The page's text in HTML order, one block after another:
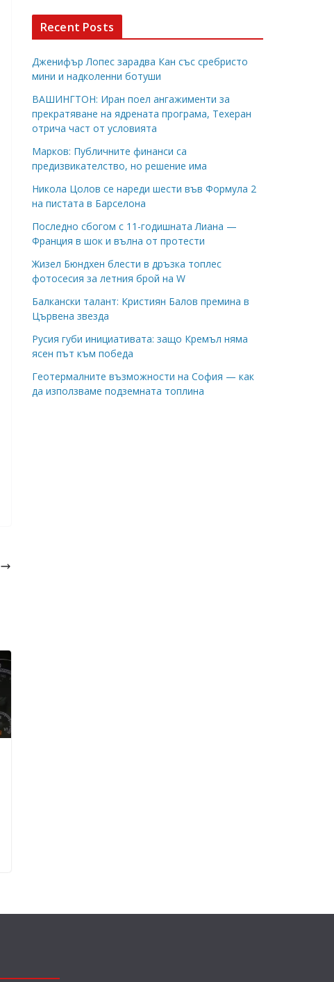
Recent Posts
Дженифър Лопес зарадва Кан със сребристо
мини и надколенни ботуши
ВАШИНГТОН: Иран поел ангажименти за
прекратяване на ядрената програма, Техеран
отрича част от условията
Марков: Публичните финанси са
предизвикателство, но решение има
Никола Цолов се нареди шести във Формула 2
на пистата в Барселона
Последно сбогом с 11-годишната Лиана —
Франция в шок и вълна от протести
Жизел Бюндхен блести в дръзка топлес
фотосесия за летния брой на W
Балкански талант: Кристиян Балов премина в
Цървена звезда
Русия губи инициативата: защо Кремъл няма
ясен път към победа
Геотермалните възможности на София — как
да използваме подземната топлина